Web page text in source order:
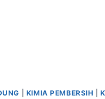
KIMIA PEMBERSIH |